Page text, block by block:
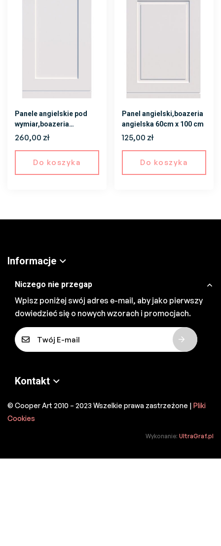
Panele angielskie pod
wymiar,boazeria
angielska, panel ścienny
260,00 zł
Do koszyka
Panel angielski,boazeria
angielska 60cm x 100 cm
125,00 zł
Do koszyka
Informacje
Niczego nie przegap
Wpisz poniżej swój adres e-mail, aby jako pierwszy
dowiedzieć się o nowych wzorach i promocjach.
E
-
i
*
Kontakt
© Cooper Art 2010 – 2023 Wszelkie prawa zastrzeżone | Pliki
Cookies
Wykonanie: UltraGraf.pl